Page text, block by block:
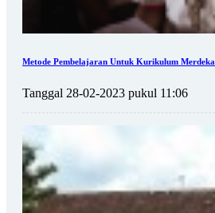
Metode Pembelajaran Untuk Kurikulum Merdeka
Tanggal 28-02-2023 pukul 11:06